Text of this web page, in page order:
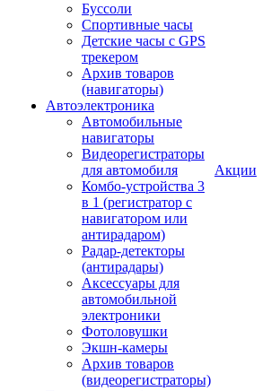
Буссоли
Спортивные часы
Детские часы с GPS
трекером
Архив товаров
(навигаторы)
Автоэлектроника
Автомобильные
навигаторы
Видеорегистраторы
для автомобиля
Комбо-устройства 3
в 1 (регистратор с
навигатором или
антирадаром)
Радар-детекторы
(антирадары)
Аксессуары для
автомобильной
электроники
Фотоловушки
Экшн-камеры
Архив товаров
(видеорегистраторы)
Акции